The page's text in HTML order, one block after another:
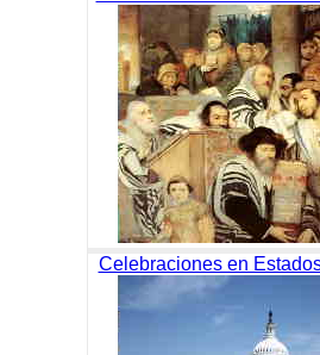
Celebraciones en